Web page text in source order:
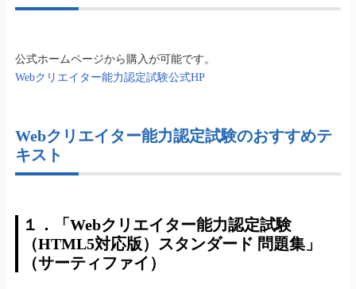
公式ホームページから購入が可能です。
Webクリエイター能力認定試験公式HP
Webクリエイター能力認定試験のおすすめテ
キスト
１．「Webクリエイター能力認定試験
（HTML5対応版）スタンダード 問題集」
（サーティファイ）